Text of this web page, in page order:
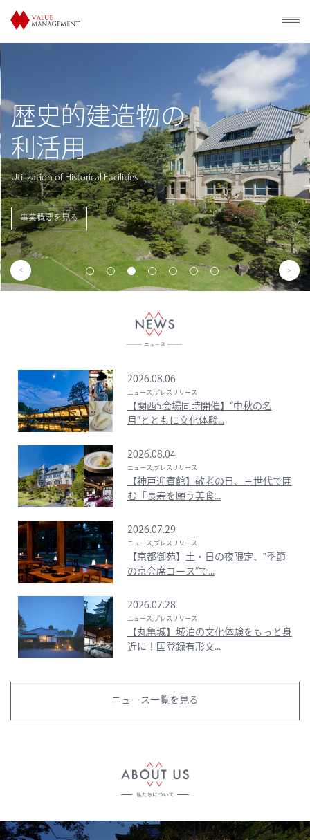
歴史的建造物の
利活用
Utilization of Historical Facilities
事業概要を見る
2026.08.06
ニュース,プレスリリース
【関西5会場同時開催】“中秋の名
月”とともに文化体験...
2026.08.04
ニュース,プレスリリース
【神戸迎賓館】敬老の日、三世代で囲
む「長寿を願う美食...
2026.07.29
ニュース,プレスリリース
【京都御苑】土・日の夜限定、‟季節
の京会席コース”で...
2026.07.28
ニュース,プレスリリース
【丸亀城】城泊の文化体験をもっと身
近に！国登録有形文...
ニュース一覧を見る